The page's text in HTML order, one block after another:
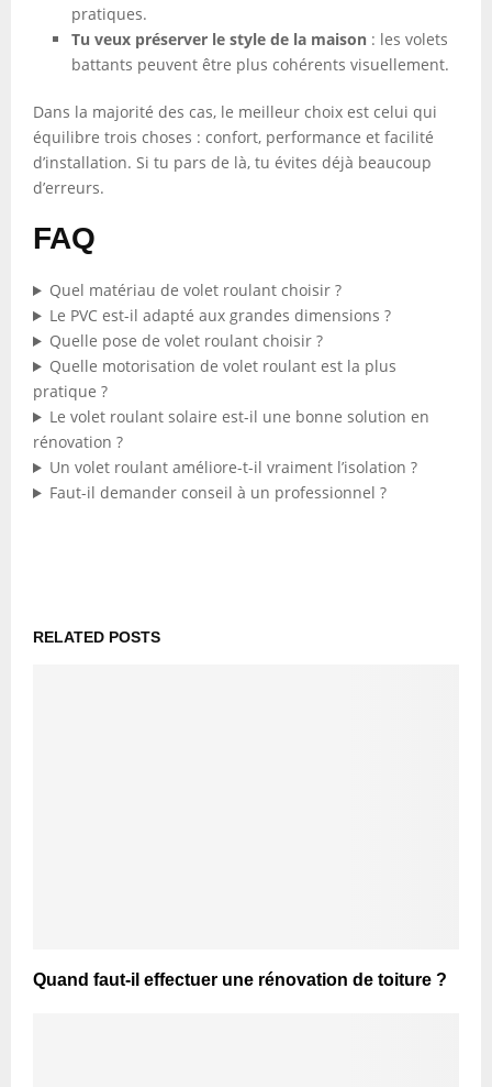
pratiques.
Tu veux préserver le style de la maison : les volets
battants peuvent être plus cohérents visuellement.
Dans la majorité des cas, le meilleur choix est celui qui
équilibre trois choses : confort, performance et facilité
d’installation. Si tu pars de là, tu évites déjà beaucoup
d’erreurs.
FAQ
Quel matériau de volet roulant choisir ?
Le PVC est-il adapté aux grandes dimensions ?
Quelle pose de volet roulant choisir ?
Quelle motorisation de volet roulant est la plus
pratique ?
Le volet roulant solaire est-il une bonne solution en
rénovation ?
Un volet roulant améliore-t-il vraiment l’isolation ?
Faut-il demander conseil à un professionnel ?
RELATED POSTS
Quand faut-il effectuer une rénovation de toiture ?